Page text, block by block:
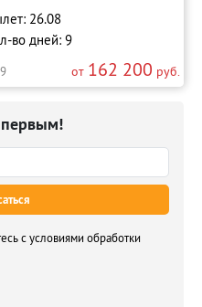
26.08
во дней: 9
от 162 200 руб.
с условиями обработки